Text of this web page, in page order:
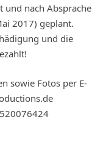
und nach Absprache
2017) geplant.
und die
sowie Fotos per E-